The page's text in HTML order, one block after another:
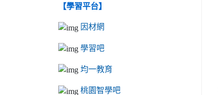
【學習平台】
因材網
學習吧
均一教育
桃園智學吧